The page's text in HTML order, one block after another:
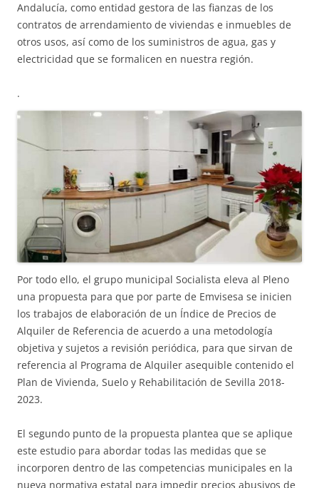
Andalucía, como entidad gestora de las fianzas de los
contratos de arrendamiento de viviendas e inmuebles de
otros usos, así como de los suministros de agua, gas y
electricidad que se formalicen en nuestra región.
.
Por todo ello, el grupo municipal Socialista eleva al Pleno
una propuesta para que por parte de Emvisesa se inicien
los trabajos de elaboración de un Índice de Precios de
Alquiler de Referencia de acuerdo a una metodología
objetiva y sujetos a revisión periódica, para que sirvan de
referencia al Programa de Alquiler asequible contenido el
Plan de Vivienda, Suelo y Rehabilitación de Sevilla 2018-
2023.
El segundo punto de la propuesta plantea que se aplique
este estudio para abordar todas las medidas que se
incorporen dentro de las competencias municipales en la
nueva normativa estatal para impedir precios abusivos de